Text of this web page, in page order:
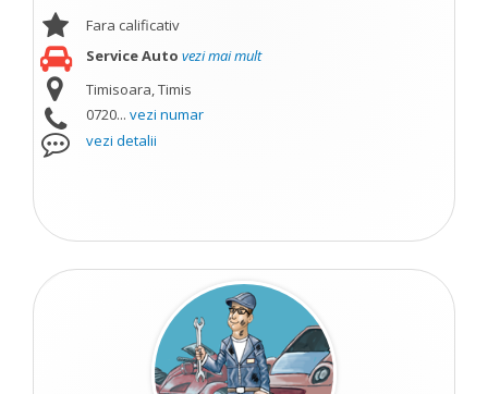
Fara calificativ
Service Auto vezi mai mult
Timisoara, Timis
0720... vezi numar
vezi detalii